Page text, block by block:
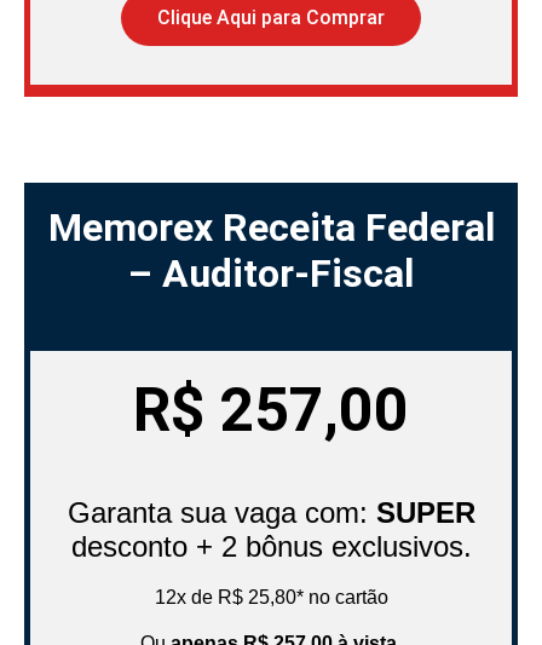
Clique Aqui para Comprar
Memorex Receita Federal
– Auditor-Fiscal
R$ 257,00
Garanta sua vaga com: SUPER
desconto + 2 bônus exclusivos.
12x de R$ 25,80* no cartão